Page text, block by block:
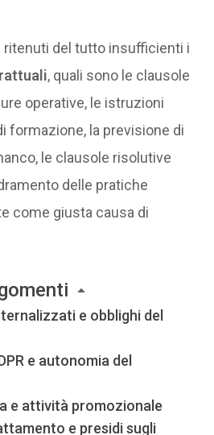
del tutto insufficienti i
, quali sono le clausole
operative, le istruzioni
formazione, la previsione di
le clausole risolutive
delle pratiche
come giusta causa di
e obblighi del
e autonomia del
e attività promozionale
e presidi sugli